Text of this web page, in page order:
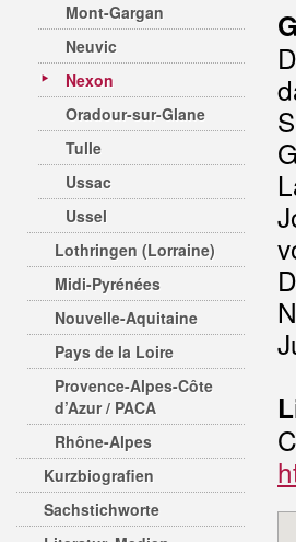
Mont-Gargan
Neuvic
Nexon
Oradour-sur-Glane
Tulle
Ussac
Ussel
Lothringen (Lorraine)
Midi-Pyrénées
Nouvelle-Aquitaine
Pays de la Loire
Provence-Alpes-Côte
d’Azur / PACA
Rhône-Alpes
Kurzbiografien
Sachstichworte